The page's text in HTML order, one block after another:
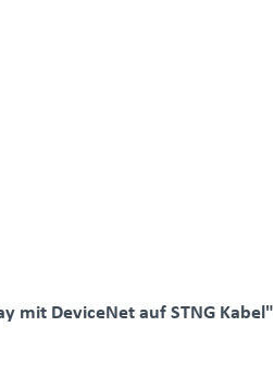
mit DeviceNet auf STNG Kabel"